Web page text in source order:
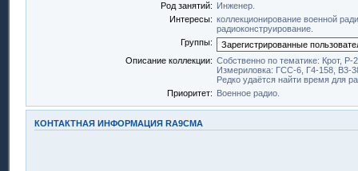
Род занятий: Инженер.
Интересы: коллекционирование военной
радиоконструирование.
Группы:
Описание коллекции: Собственно по тематике: Крот, Р-
Измериловка: ГСС-6, Г4-158, В3-
Редко удаётся найти время для
Приоритет: Военное радио.
КОНТАКТНАЯ ИНФОРМАЦИЯ RA9CMA